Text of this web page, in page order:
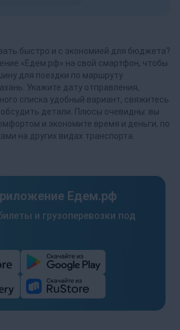
быстро и с экономией для бюджета?
«Едем.рф» на свой смартфон, чтобы
для поездки по маршруту
Укажите дату отправления,
списка удобный вариант, свяжитесь
детали. Плюсы очевидны: вы
и экономите время и деньги, по
на других видах транспорта.
Едем.рф
и грузоперевозки под